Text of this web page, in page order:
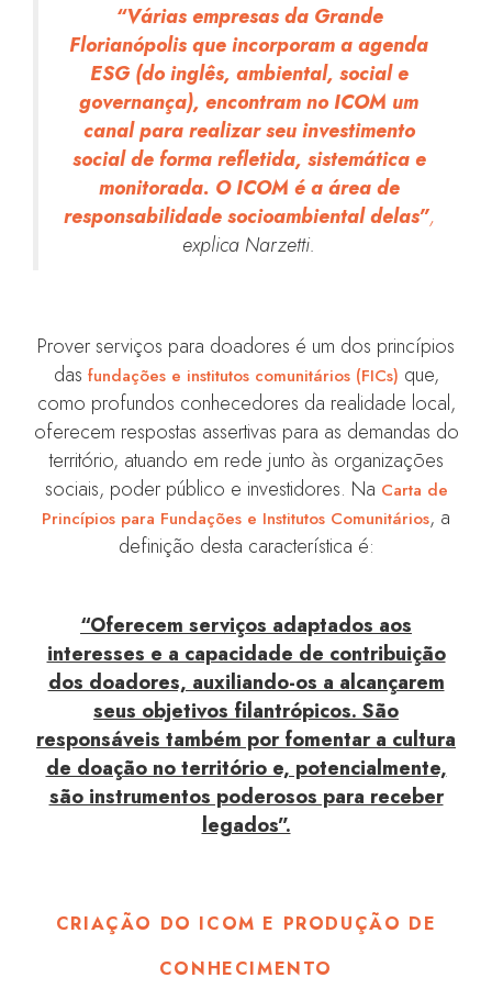
“Várias empresas da Grande
Florianópolis que incorporam a agenda
ESG (do inglês, ambiental, social e
governança), encontram no ICOM um
canal para realizar seu investimento
social de forma refletida, sistemática e
monitorada. O ICOM é a área de
responsabilidade socioambiental delas”,
explica Narzetti.
Prover serviços para doadores é um dos princípios
das fundações e institutos comunitários (FICs) que,
como profundos conhecedores da realidade local,
oferecem respostas assertivas para as demandas do
território, atuando em rede junto às organizações
sociais, poder público e investidores. Na Carta de
Princípios para Fundações e Institutos Comunitários, a
definição desta característica é:
“Oferecem serviços adaptados aos
interesses e a capacidade de contribuição
dos doadores, auxiliando-os a alcançarem
seus objetivos filantrópicos. São
responsáveis também por fomentar a cultura
de doação no território e, potencialmente,
são instrumentos poderosos para receber
legados”.
CRIAÇÃO DO ICOM E PRODUÇÃO DE
CONHECIMENTO